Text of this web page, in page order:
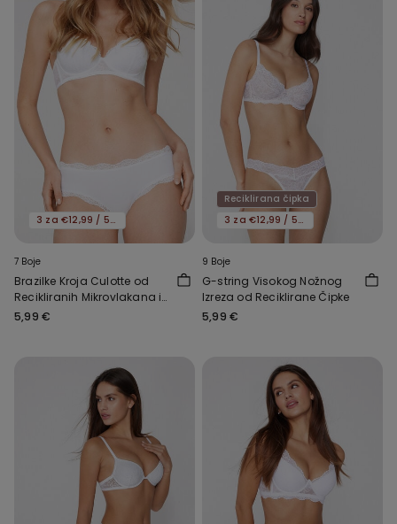
3 za €12,99 / 5 za €19,99
7 Boje
Brazilke Kroja Culotte od
Recikliranih Mikrovlakana i
Čipke
5,99 €
Reciklirana čipka
3 za €12,99 / 5 za €19,99
9 Boje
G-string Visokog Nožnog
Izreza od Reciklirane Čipke
5,99 €